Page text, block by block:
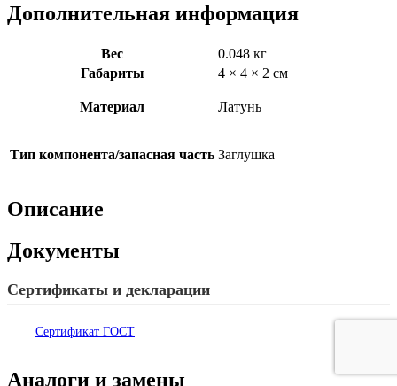
Дополнительная информация
Вес
0.048 кг
Габариты
4 × 4 × 2 см
Материал Латунь
Тип компонента/запасная часть Заглушка
Описание
Документы
Сертификаты и декларации
Сертификат ГОСТ
Аналоги и замены